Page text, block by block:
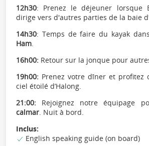
12h30: Prenez le déjeuner lorsque
dirige vers d'autres parties de la baie
14h30: Temps de faire du kayak
Ham.
16h00: Retour sur la jonque pour
19h00: Prenez votre dîner et profitez
ciel étoilé d’Halong.
21:00: Rejoignez notre équipage
calmar. Nuit à bord.
Inclus:
English speaking guide (on board)